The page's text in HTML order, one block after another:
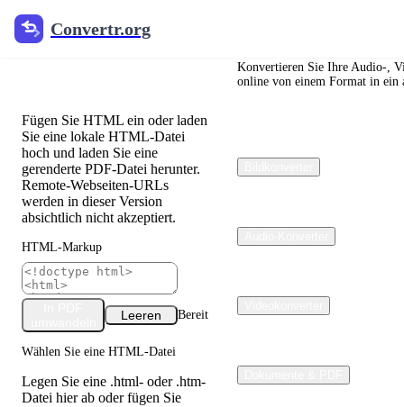
Convertr.org
HTML zu PDF
Fügen Sie HTML ein oder laden
Sie eine lokale HTML-Datei
hoch und laden Sie eine
gerenderte PDF-Datei herunter.
Remote-Webseiten-URLs
werden in dieser Version
absichtlich nicht akzeptiert.
HTML-Markup
Leeren Bereit
Wählen Sie eine HTML-Datei
Legen Sie eine .html- oder .htm-
Datei hier ab oder fügen Sie
Konvertieren Sie Ihre Audio-,
online von einem Format in ein